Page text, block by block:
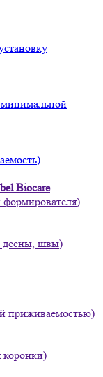
минимальной
Biocare
формирователя)
десны, швы)
приживаемостью)
коронки)